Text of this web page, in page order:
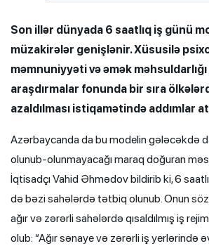
Son illər dünyada 6 saatlıq iş günü
müzakirələr genişlənir. Xüsusilə
məmnuniyyəti və əmək məhsuldarlığı
araşdırmalar fonunda bir sıra
azaldılması istiqamətində addımlar
Azərbaycanda da bu modelin gələcəkdə
olunub-olunmayacağı maraq doğuran
İqtisadçı Vahid Əhmədov bildirib ki, 6
də bəzi sahələrdə tətbiq olunub. Onun
ağır və zərərli sahələrdə qısaldılmış iş
olub: “Ağır sənaye və zərərli iş yerlərində